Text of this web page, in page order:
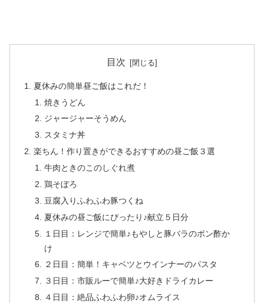
目次
夏休みの簡単昼ご飯はこれだ！
焼きうどん
ジャージャーそうめん
スタミナ丼
楽ちん！作り置きができるおすすめの昼ご飯３選
牛肉ときのこのしぐれ煮
鶏そぼろ
豆腐入りふわふわ豚つくね
夏休みの昼ご飯にぴったり♪献立５日分
１日目：レンジで簡単♪もやしと豚バラのポン酢か
け
２日目：簡単！キャベツとウインナーのパスタ
３日目：市販ルーで簡単♪大好きドライカレー
４日目：絶品ふわふわ卵♪オムライス